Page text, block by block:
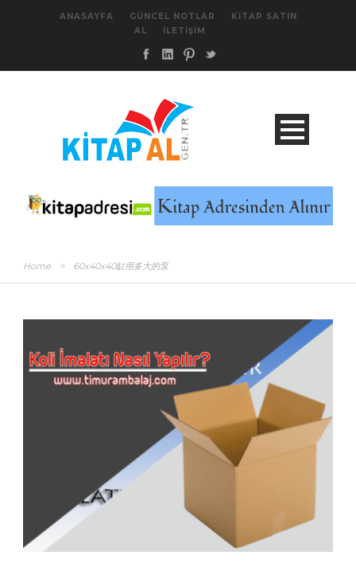
ANASAYFA GÜNCEL NOTLAR
KITAP SATIN
AL
İLETIŞIM
Home > 60x40x40缸用多大的泵